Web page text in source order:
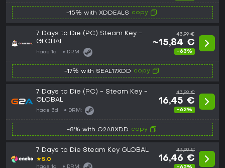
-15% with XDDEALS copy
7 Days to Die (PC) Steam Key -
GLOBAL
hace 1d DRM:
43,99 €
~15,84 €
-63%
-17% with SEAL17XDD copy
7 Days to Die (PC) - Steam Key -
GLOBAL
hace 3d DRM:
43,99 €
16,45 €
-62%
-8% with G2A8XDD copy
7 Days to Die Steam Key GLOBAL
★5.0
hace 1d DRM:
43,99 €
16,46 €